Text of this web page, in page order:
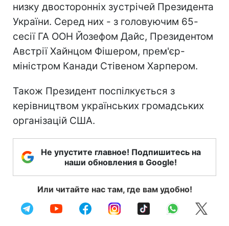
низку двосторонніх зустрічей Президента
України. Серед них - з головуючим 65-
сесії ГА ООН Йозефом Дайс, Президентом
Австрії Хайнцом Фішером, прем'єр-
міністром Канади Стівеном Харпером.
Також Президент поспілкується з
керівництвом українських громадських
організацій США.
Не упустите главное! Подпишитесь на
наши обновления в Google!
Или читайте нас там, где вам удобно!